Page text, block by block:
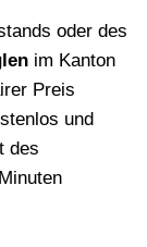
oder des
im Kanton
Preis
und
des